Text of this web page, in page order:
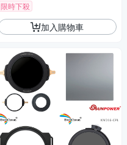
限時下殺
加入購物車